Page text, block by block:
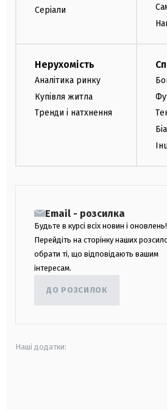
Серіали
Нерухомість
Аналітика ринку
Купівля житла
Тренди і натхнення
Email - розсилка
Будьте в курсі всіх новин і оновлень!
Перейдіть на сторінку наших
обрати ті, що відповідають вашим
інтересам.
ДО РОЗСИЛОК
Наші додатки: